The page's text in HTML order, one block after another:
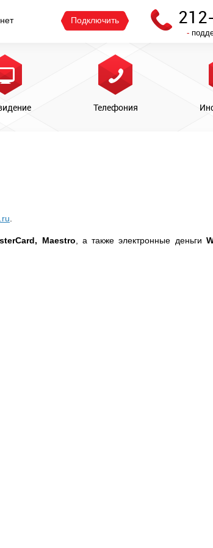
Подключить
-
Телефония
Maestro , а также электронные деньги